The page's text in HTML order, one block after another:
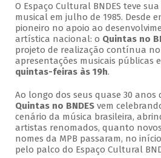
O Espaço Cultural BNDES teve
musical em julho de 1985. Desde
pioneiro no apoio ao
artística nacional: o Quintas no
projeto de realização contínua no
apresentações musicais públicas
quintas-feiras às 19h.
Ao longo dos seus quase 30 anos
Quintas no BNDESvem
cenário da música brasileira,
artistas renomados, quanto
nomes da MPB passaram, no
pelo palco do Espaço Cultural